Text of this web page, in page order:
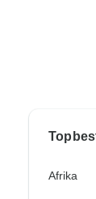
Afrika